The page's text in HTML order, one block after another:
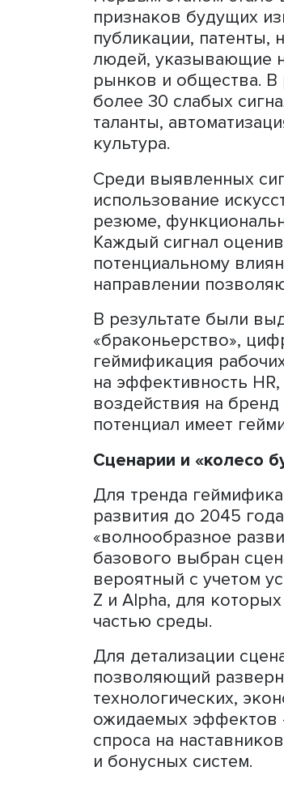
Для этого, как
рассматривать
выявления
оценке
портфеля
От слабых
В качестве
представлен кейс
в разработке
сотрудников с
Первым этапом
признаков
публикации,
людей,
рынков и
более 30 слабых
таланты,
Среди
использование
резюме,
Каждый сигнал
потенциальному
В результате
геймификация
на эффективность